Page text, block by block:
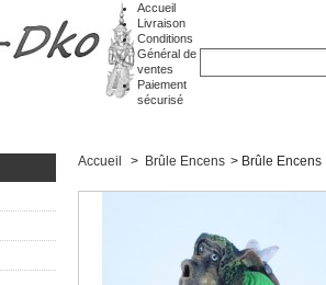
Accueil
Livraison
Conditions
Général de
ventes
Paiement
sécurisé
Accueil > Brûle Encens > Brûle Encens